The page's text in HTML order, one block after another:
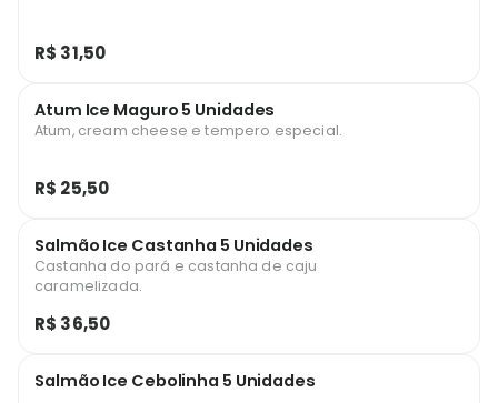
R$ 31,50
Atum Ice Maguro 5 Unidades
Atum, cream cheese e tempero especial.
R$ 25,50
Salmão Ice Castanha 5 Unidades
Castanha do pará e castanha de caju
caramelizada.
R$ 36,50
Salmão Ice Cebolinha 5 Unidades